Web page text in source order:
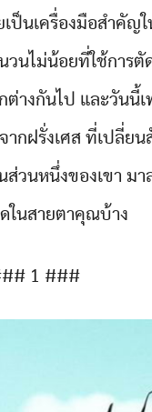
ป็นเครื่องมือสำคัญ
นไม่น้อยที่ใช้การตั
างกันไป และวันนี้
กฝรั่งเศส ที่เปลี่ย
วนหนึ่งของเขา ม
ในสายตาคุณบ้าง
1 ###